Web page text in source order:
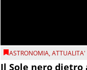
ASTRONOMIA,ATTUALITA'
Il Sole nero dietro